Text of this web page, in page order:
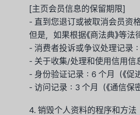
[主页会员信息的保留期限]
- 直到您退订或被取消会员资
但是，如果根据《商法典》等
- 消费者投诉或争议处理记录：
- 关于收集/处理和使用信用信
- 身份验证记录：6 个月（《促
- 访问记录：3 个月（《通信保
4. 销毁个人资料的程序和方法